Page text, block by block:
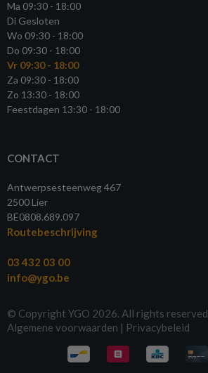
Ma 09:30 - 18:00
Di Gesloten
Wo 09:30 - 18:00
Do 09:30 - 18:00
Vr 09:30 - 18:00
Za 09:30 - 18:00
Zo 13:30 - 18:00
Feestdagen 13:30 - 18:00
CONTACT
Antwerpsesteenweg 467
2500 Lier
BE0808.689.097
Routebeschrijving
03 432 03 00
info@ygo.be
© Copyright YGO 2026. All rights reserved.
Algemene voorwaarden | Privacybeleid